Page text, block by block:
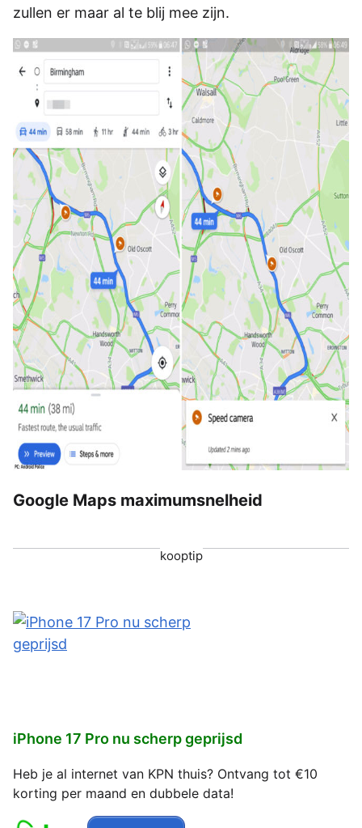
zullen er maar al te blij mee zijn.
Google Maps maximumsnelheid
kooptip
iPhone 17 Pro nu scherp geprijsd
Heb je al internet van KPN thuis? Ontvang tot €10
korting per maand en dubbele data!